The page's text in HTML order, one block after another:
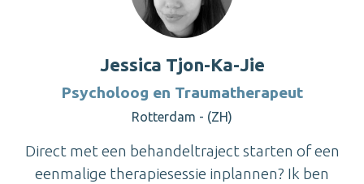
Jessica Tjon-Ka-Jie
Psycholoog en Traumatherapeut
Rotterdam - (ZH)
Direct met een behandeltraject starten of een
eenmalige therapiesessie inplannen? Ik ben